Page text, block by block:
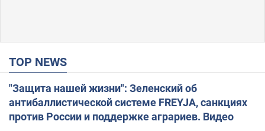
TOP NEWS
"Защита нашей жизни": Зеленский об
антибаллистической системе FREYJA, санкциях
против России и поддержке аграриев. Видео